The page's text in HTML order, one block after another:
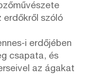
erdőkről szóló
i erdőjében
csapata, és
az ágakat